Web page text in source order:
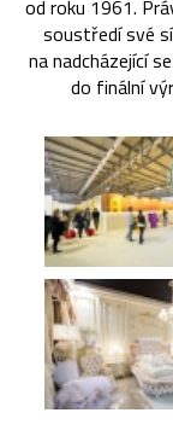
od roku 1961.
soustředí své
na nadcházející
do finální